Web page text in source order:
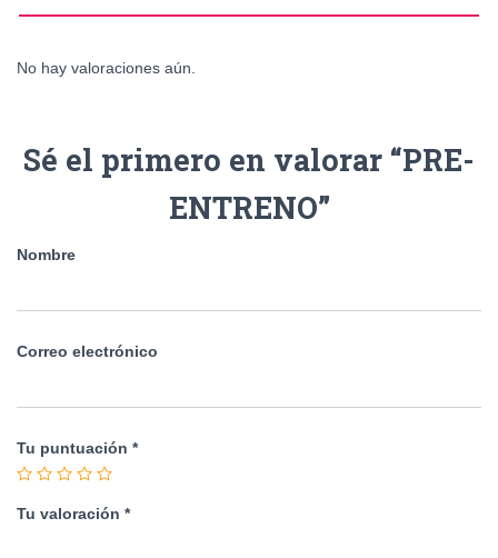
No hay valoraciones aún.
Sé el primero en valorar “PRE-
ENTRENO”
Nombre
Correo electrónico
Tu puntuación *
Tu valoración *